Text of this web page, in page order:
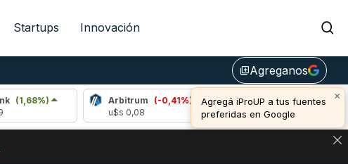
Startups Innovación
library_addAgreganos
×
Agregá iProUP a tus fuentes
preferidas en Google
Arbitrum (-0,41%)
Bitcoin
(0,91%)
u$s 64.885,00
TRADE DE BITCOIN Y ESTA SEÑAL DEFINE LOS PRECIOS DE